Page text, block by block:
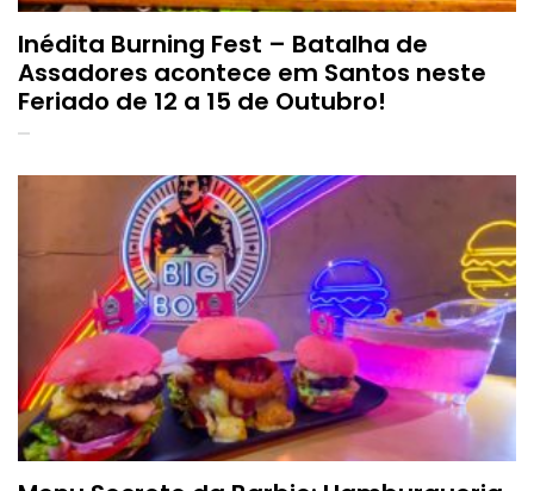
Inédita Burning Fest – Batalha de
Assadores acontece em Santos neste
Feriado de 12 a 15 de Outubro!